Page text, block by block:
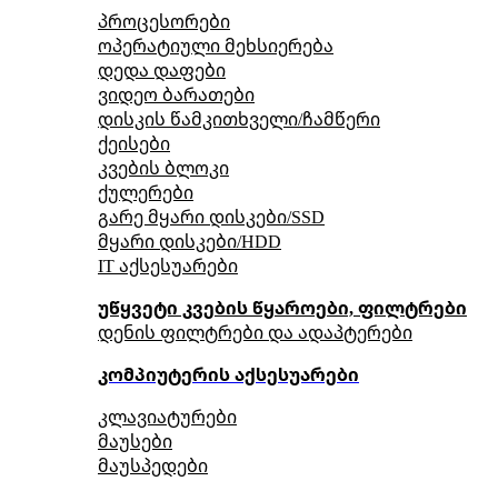
პროცესორები
ოპერატიული მეხსიერება
დედა დაფები
ვიდეო ბარათები
დისკის წამკითხველი/ჩამწერი
ქეისები
კვების ბლოკი
ქულერები
გარე მყარი დისკები/SSD
მყარი დისკები/HDD
IT აქსესუარები
უწყვეტი კვების წყაროები, ფილტრები
დენის ფილტრები და ადაპტერები
კომპიუტერის აქსესუარები
კლავიატურები
მაუსები
მაუსპედები